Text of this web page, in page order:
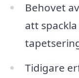
Behovet
att
Tidigare